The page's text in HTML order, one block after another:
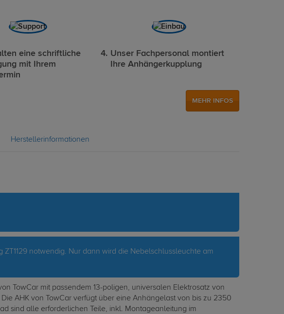
eine schriftliche
mit Ihrem
Unser Fachpersonal montiert
Ihre Anhängerkupplung
MEHR INFOS
Herstellerinformationen
notwendig. Nur dann wird die Nebelschlussleuchte am
TowCar mit passendem 13-poligen, universalen Elektrosatz von
AHK von TowCar verfügt über eine Anhängelast von bis zu 2350
sind alle erforderlichen Teile, inkl. Montageanleitung im